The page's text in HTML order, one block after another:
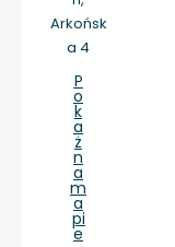
Arkońsk
a 4
P
o
k
a
ż
n
a
m
a
pi
e